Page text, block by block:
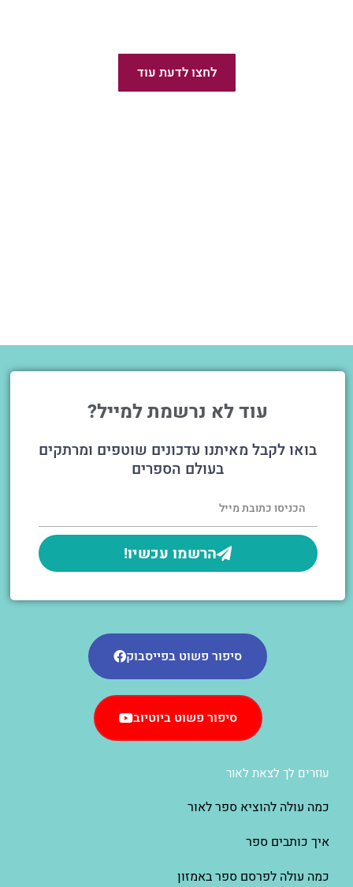
לחצו לדעת עוד
עוזרים לך לצאת לאור
כמה עולה להוציא ספר לאור
איך כותבים ספר
כמה עולה לפרסם ספר באמזון
עוד לא נרשמת למייל?
בואו לקבל מאיתנו עדכונים שוטפים ומרתקים
בעולם הספרים
הרשמו עכשיו!
סיפור פשוט בפייסבוק
סיפור פשוט ביוטיוב